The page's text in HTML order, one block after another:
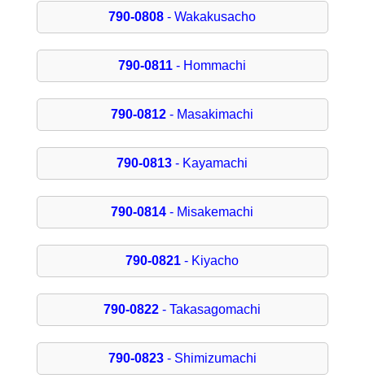
790-0808 - Wakakusacho
790-0811 - Hommachi
790-0812 - Masakimachi
790-0813 - Kayamachi
790-0814 - Misakemachi
790-0821 - Kiyacho
790-0822 - Takasagomachi
790-0823- Shimizumachi